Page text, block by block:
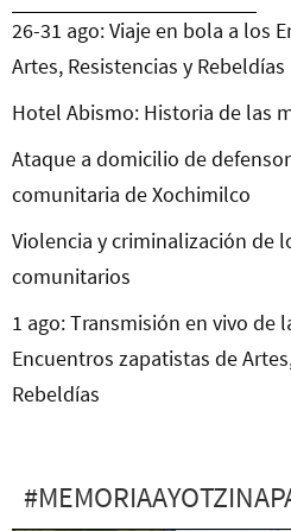
26-31 ago: Viaje en bola a los
Artes, Resistencias y Rebeldías
Hotel Abismo: Historia de las
Ataque a domicilio de
comunitaria de Xochimilco
Violencia y criminalización de
comunitarios
1 ago: Transmisión en vivo de
Encuentros zapatistas de
Rebeldías